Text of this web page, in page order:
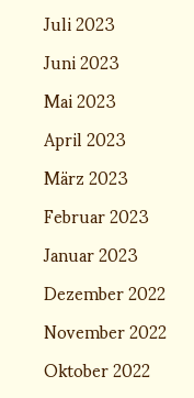
Juli 2023
Juni 2023
Mai 2023
April 2023
März 2023
Februar 2023
Januar 2023
Dezember 2022
November 2022
Oktober 2022